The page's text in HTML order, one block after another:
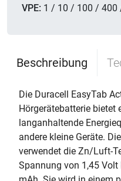
VPE: 1 / 10 / 100 / 400
Beschreibung
Die Duracell EasyTab
Hörgerätebatterie bietet
langanhaltende
andere kleine Geräte.
verwendet die Zn/Luft-
Spannung von 1,45